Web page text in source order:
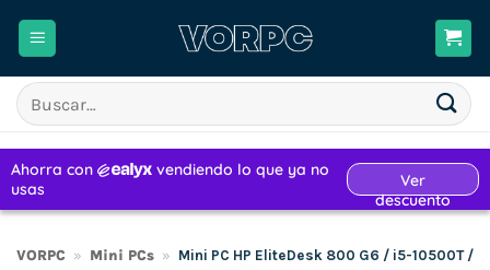
Buscar
por:
VORPC » Mini PCs » Mini PC HP EliteDesk 800 G6 / i5-10500T /